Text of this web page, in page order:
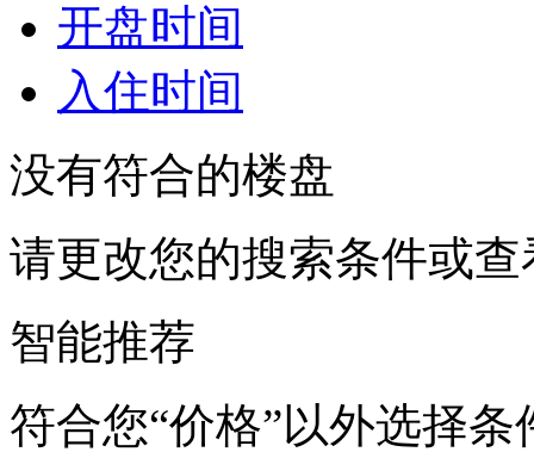
开盘时间
入住时间
没有符合的楼盘
请更改您的搜索条件或查
智能推荐
符合您“价格”以外选择条